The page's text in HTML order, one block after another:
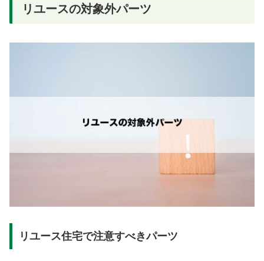
リユースの対象外パーツ
リユース住宅で注意すべきパーツ